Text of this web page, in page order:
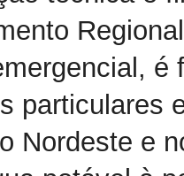
é
particulares
Nordeste e